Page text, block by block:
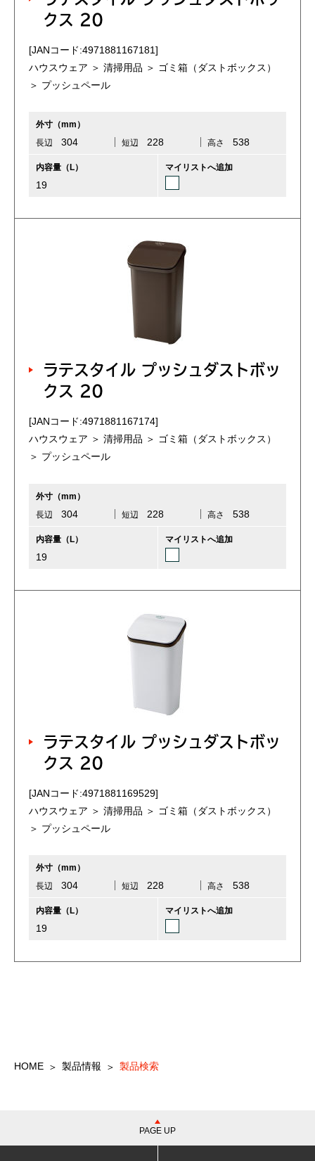
クス 20
[JANコード:4971881167181]
ハウスウェア ＞ 清掃用品 ＞ ゴミ箱（ダストボックス）
＞ プッシュペール
外寸（mm）
長辺
304 短辺 228 高さ 538
内容量（L）
19
マイリストへ追加
ラテスタイル プッシュダストボッ
クス 20
[JANコード:4971881167174]
ハウスウェア ＞ 清掃用品 ＞ ゴミ箱（ダストボックス）
＞ プッシュペール
外寸（mm）
長辺
304 短辺 228 高さ 538
内容量（L）
19
マイリストへ追加
ラテスタイル プッシュダストボッ
クス 20
[JANコード:4971881169529]
ハウスウェア ＞ 清掃用品 ＞ ゴミ箱（ダストボックス）
＞ プッシュペール
外寸（mm）
長辺
304 短辺 228 高さ 538
内容量（L）
19
マイリストへ追加
HOME 製品情報 製品検索
PAGE UP